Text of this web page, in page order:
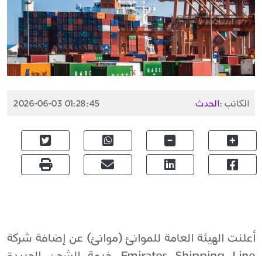
الكاتب :الحدث 2026-06-03 01:28:45
أعلنت الهيئة العامة للموانئ (موانئ) عن إضافة شركة